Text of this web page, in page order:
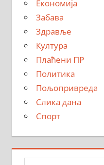
Економија
Забава
Здравље
Култура
Плаћени ПР
Политика
Пољопривреда
Слика дана
Спорт